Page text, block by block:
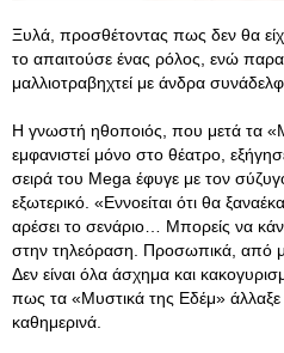
Ξυλά, προσθέτοντας πως δεν θα
το απαιτούσε ένας ρόλος, ενώ
μαλλιοτραβηχτεί με άνδρα
Η γνωστή ηθοποιός, που μετά τα
εμφανιστεί μόνο στο θέατρο,
σειρά του Mega έφυγε με τον
εξωτερικό. «Εννοείται ότι θα
αρέσει το σενάριο… Μπορείς να
στην τηλεόραση. Προσωπικά, από
Δεν είναι όλα άσχημα και
πως τα «Μυστικά της Εδέμ» άλλαξε
καθημερινά.